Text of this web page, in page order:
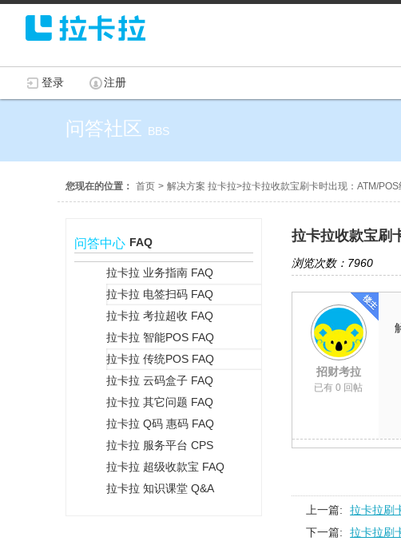
登录 注册
问答社区 BBS
您现在的位置： 首页 > 解决方案 拉卡拉>拉卡拉收款宝刷卡时出现：ATM/POS
问答中心 FAQ
拉卡拉 业务指南 FAQ
拉卡拉 电签扫码 FAQ
拉卡拉 考拉超收 FAQ
拉卡拉 智能POS FAQ
拉卡拉 传统POS FAQ
拉卡拉 云码盒子 FAQ
拉卡拉 其它问题 FAQ
拉卡拉 Q码 惠码 FAQ
拉卡拉 服务平台 CPS
拉卡拉 超级收款宝 FAQ
拉卡拉 知识课堂 Q&A
拉卡拉收款宝刷
浏览次数：7960
招财考拉
已有 0 回帖
上一篇:
拉卡拉刷
下一篇:
拉卡拉刷